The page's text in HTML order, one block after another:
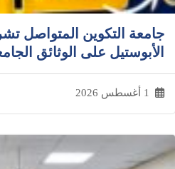
جامعة التكوين المتواصل
الأبوستيل على الوثائق
1 أغسطس 2026